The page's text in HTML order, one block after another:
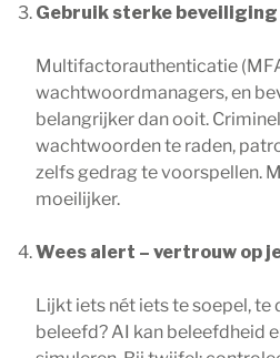
Gebruik sterke beveiliging
Multifactorauthenticatie
wachtwoordmanagers, en
belangrijker dan ooit.
wachtwoorden te raden,
zelfs gedrag te voorspellen.
moeilijker.
Wees alert – vertrouw op
Lijkt iets nét iets te soepel, te
beleefd? AI kan beleefdheid